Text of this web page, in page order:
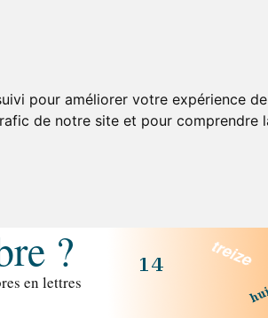
pour améliorer votre expérience
de notre site et pour comprendre
?
en lettres